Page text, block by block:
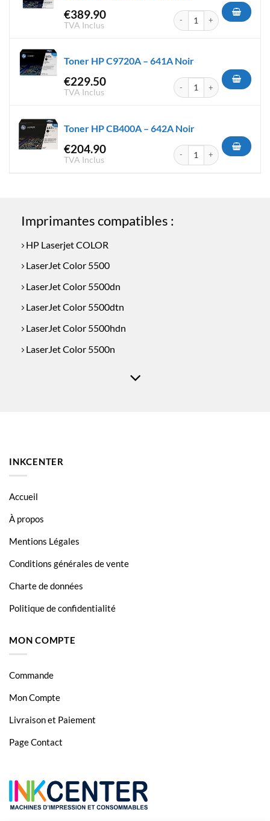
€389.90
TVA Inclus
quantité de Toner HP
Toner HP C9720A – 641A Noir
€229.50
TVA Inclus
quantité de Toner HP
Toner HP CB400A – 642A Noir
€204.90
TVA Inclus
quantité de Toner HP
Imprimantes compatibles :
HP Laserjet COLOR
LaserJet Color 5500
LaserJet Color 5500dn
LaserJet Color 5500dtn
LaserJet Color 5500hdn
LaserJet Color 5500n
INKCENTER
Accueil
À propos
Mentions Légales
Conditions générales de vente
Charte de données
Politique de confidentialité
MON COMPTE
Commande
Mon Compte
Livraison et Paiement
Page Contact